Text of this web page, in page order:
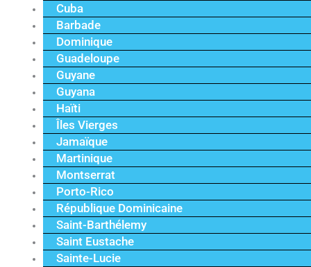
Cuba
Barbade
Dominique
Guadeloupe
Guyane
Guyana
Haïti
Îles Vierges
Jamaïque
Martinique
Montserrat
Porto-Rico
République Dominicaine
Saint-Barthélemy
Saint Eustache
Sainte-Lucie